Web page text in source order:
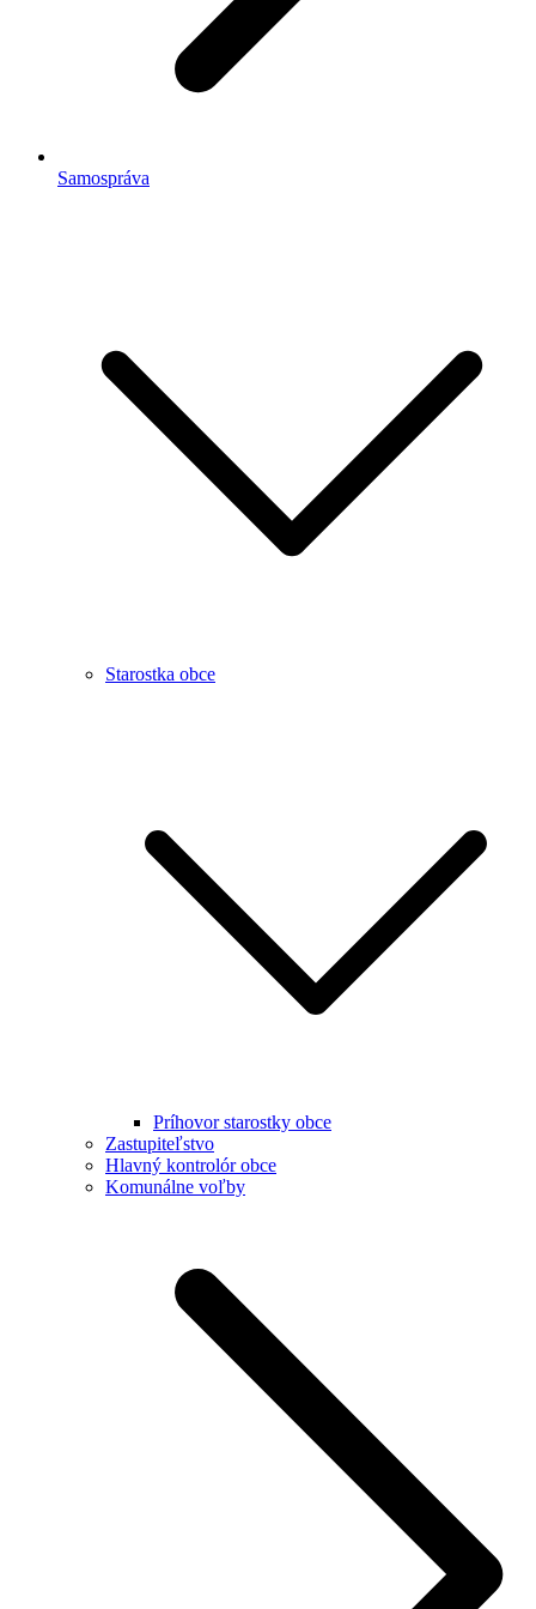
Samospráva
Starostka obce
Príhovor starostky obce
Zastupiteľstvo
Hlavný kontrolór obce
Komunálne voľby